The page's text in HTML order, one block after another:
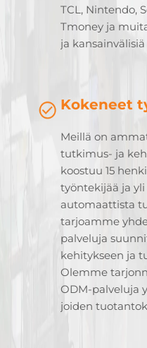
TCL, Nintendo,
Tmoney ja
ja
Kokeneet
Meillä on
tutkimus- ja
koostuu 15
työntekijää ja yli
automaattista
tarjoamme
palveluja
kehitykseen ja
Olemme
ODM-palveluja
joiden